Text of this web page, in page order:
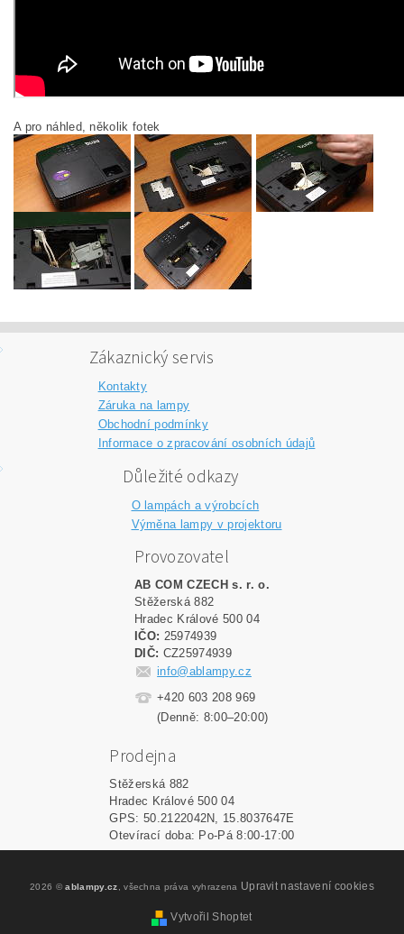
A pro náhled, několik fotek
Zákaznický servis
Kontakty
Záruka na lampy
Obchodní podmínky
Informace o zpracování osobních údajů
Důležité odkazy
O lampách a výrobcích
Výměna lampy v projektoru
Provozovatel
AB COM CZECH s. r. o.
Stěžerská 882
Hradec Králové 500 04
IČO: 25974939
DIČ: CZ25974939
info@ablampy.cz
+420 603 208 969
(Denně: 8:00–20:00)
Prodejna
Stěžerská 882
Hradec Králové 500 04
GPS: 50.2122042N, 15.8037647E
Otevírací doba: Po-Pá 8:00-17:00
2026 ©ablampy.cz , všechna práva vyhrazena Upravit nastavení cookies
Vytvořil Shoptet